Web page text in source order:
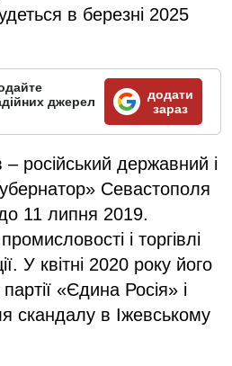
в березні 2025
джерел
додати
зараз
російський державний і
Севастополя
11 липня 2019.
і торгівлі
У квітні 2020 року його
«Єдина Росія» і
скандалу в Іжевському